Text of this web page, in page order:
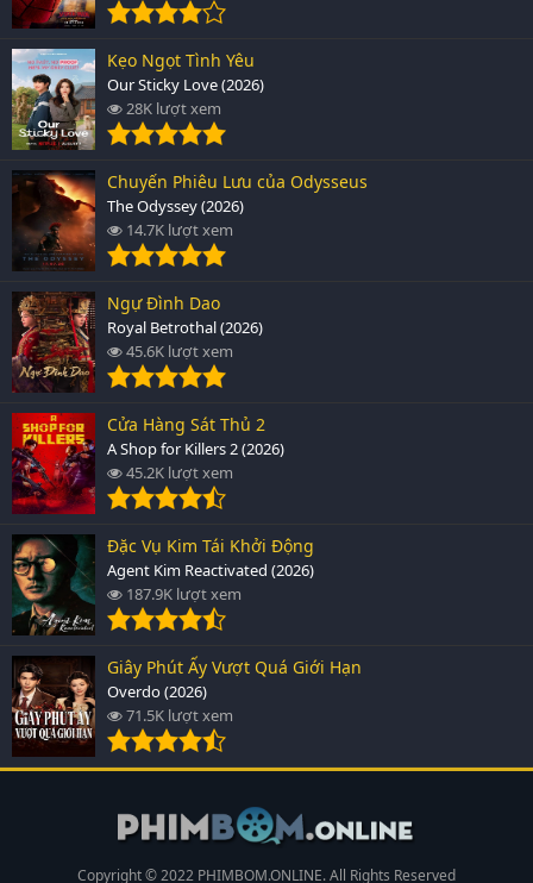
Kẹo Ngọt Tình Yêu
Our Sticky Love (2026)
28K lượt xem
Chuyến Phiêu Lưu của Odysseus
The Odyssey (2026)
14.7K lượt xem
Ngự Đình Dao
Royal Betrothal (2026)
45.6K lượt xem
Cửa Hàng Sát Thủ 2
A Shop for Killers 2 (2026)
45.2K lượt xem
Đặc Vụ Kim Tái Khởi Động
Agent Kim Reactivated (2026)
187.9K lượt xem
Giây Phút Ấy Vượt Quá Giới Hạn
Overdo (2026)
71.5K lượt xem
Copyright © 2022 PHIMBOM.ONLINE. All Rights Reserved